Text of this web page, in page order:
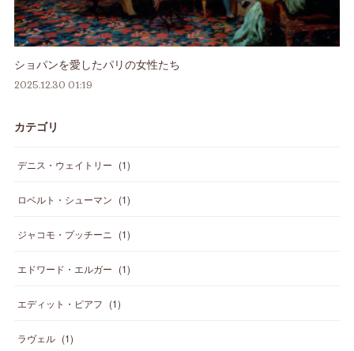
ショパンを愛したパリの女性たち
2025.12.30 01:19
カテゴリ
デニス・ウェイトリー (1)
ロベルト・シューマン (1)
ジャコモ・プッチーニ (1)
エドワード・エルガー (1)
エディット・ピアフ (1)
ラヴェル (1)